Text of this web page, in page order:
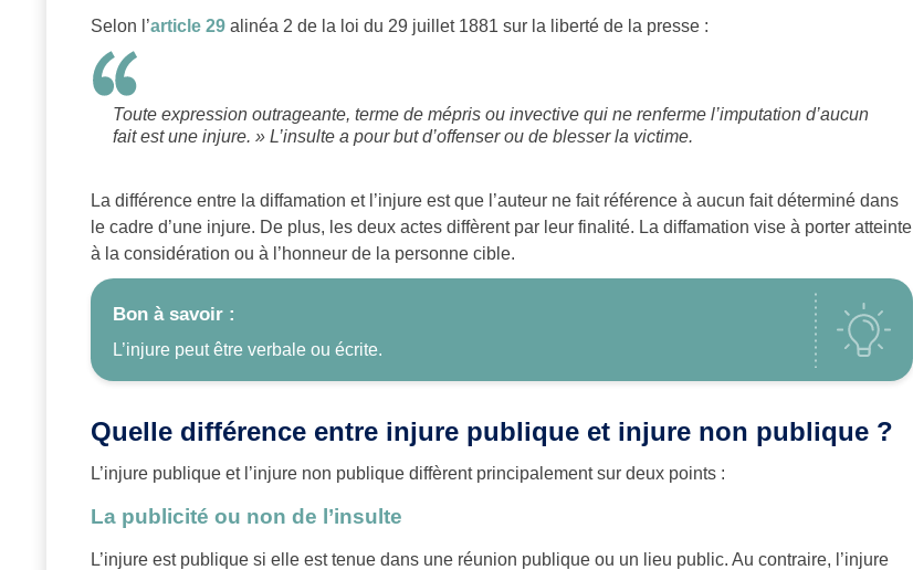
Selon l’article 29 alinéa 2 de la loi du 29 juillet 1881 sur la liberté de la presse :
Toute expression outrageante, terme de mépris ou invective qui ne renferme l’imputation d’aucun
fait est une injure. » L’insulte a pour but d’offenser ou de blesser la victime.
La différence entre la diffamation et l’injure est que l’auteur ne fait référence à aucun fait déterminé dans
le cadre d’une injure. De plus, les deux actes diffèrent par leur finalité. La diffamation vise à porter atteinte
à la considération ou à l’honneur de la personne cible.
Bon à savoir :
L’injure peut être verbale ou écrite.
Quelle différence entre injure publique et injure non publique ?
L’injure publique et l’injure non publique diffèrent principalement sur deux points :
La publicité ou non de l’insulte
L’injure est publique si elle est tenue dans une réunion publique ou un lieu public. Au contraire, l’injure